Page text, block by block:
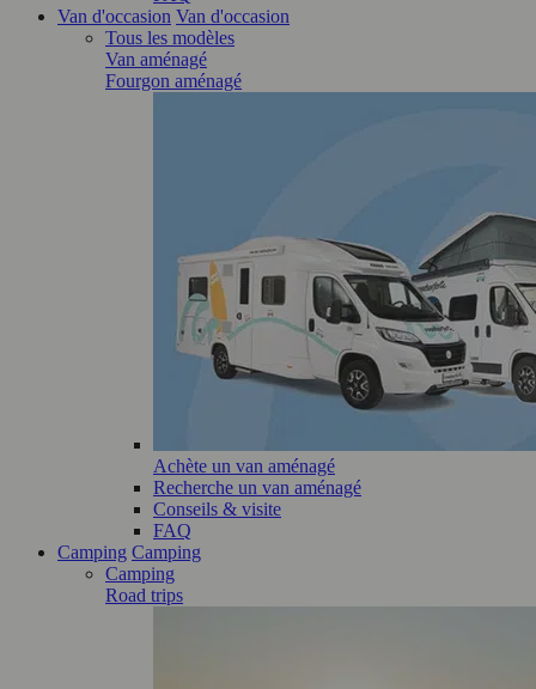
Van d'occasion Van d'occasion
Tous les modèles
Van aménagé
Fourgon aménagé
Achète un van aménagé
Recherche un van aménagé
Conseils & visite
FAQ
Camping Camping
Camping
Road trips